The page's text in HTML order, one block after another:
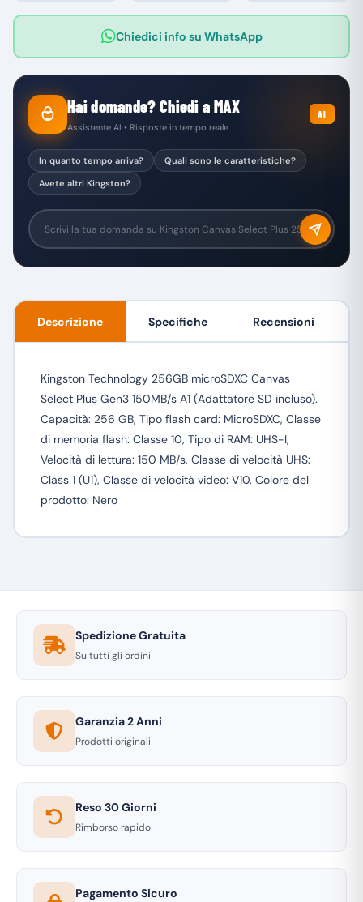
Chiedici info su WhatsApp
Hai domande? Chiedi a MAX
Assistente AI • Risposte in tempo reale
AI
In quanto tempo arriva?
Quali sono le caratteristiche?
Avete altri Kingston?
Descrizione Specifiche Recensioni
Kingston Technology 256GB microSDXC Canvas
Select Plus Gen3 150MB/s A1 (Adattatore SD incluso).
Capacità: 256 GB, Tipo flash card: MicroSDXC, Classe
di memoria flash: Classe 10, Tipo di RAM: UHS-I,
Velocità di lettura: 150 MB/s, Classe di velocità UHS:
Class 1 (U1), Classe di velocità video: V10. Colore del
prodotto: Nero
Spedizione Gratuita
Su tutti gli ordini
Garanzia 2 Anni
Prodotti originali
Reso 30 Giorni
Rimborso rapido
Pagamento Sicuro